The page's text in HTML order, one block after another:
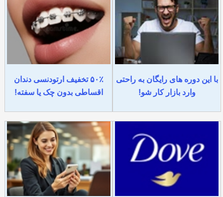
با این دوره های رایگان به راحتی
وارد بازار کار شو!
۵۰٪ تخفیف ارتودنسی دندان
اقساطی بدون چک یا سفته!